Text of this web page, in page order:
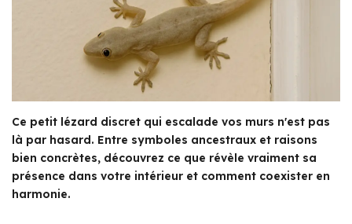
Ce petit lézard discret qui escalade vos murs n'est pas
là par hasard. Entre symboles ancestraux et raisons
bien concrètes, découvrez ce que révèle vraiment sa
présence dans votre intérieur et comment coexister en
harmonie.